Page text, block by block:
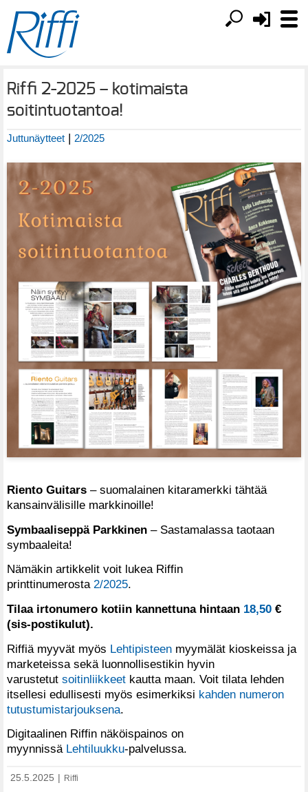
Riffi 2-2025 – kotimaista
soitintuotantoa!
Juttunäytteet | 2/2025
Riento Guitars – suomalainen kitaramerkki tähtää
kansainvälisille markkinoille!
Symbaaliseppä Parkkinen – Sastamalassa taotaan
symbaaleita!
Nämäkin artikkelit voit lukea Riffin
printtinumerosta 2/2025.
Tilaa irtonumero kotiin kannettuna hintaan 18,50 €
(sis-postikulut).
Riffiä myyvät myös Lehtipisteen myymälät kioskeissa ja
marketeissa sekä luonnollisestikin hyvin
varustetut soitinliikkeet kautta maan. Voit tilata lehden
itsellesi edullisesti myös esimerkiksi kahden numeron
tutustumistarjouksena.
Digitaalinen Riffin näköispainos on
myynnissä Lehtiluukku-palvelussa.
25.5.2025 Riffi